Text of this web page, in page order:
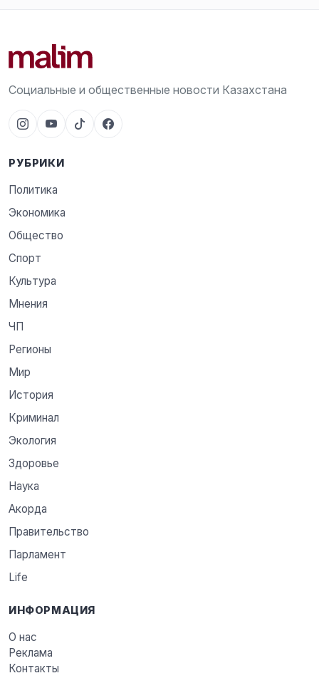
Социальные и общественные новости Казахстана
РУБРИКИ
Политика
Экономика
Общество
Спорт
Культура
Мнения
ЧП
Регионы
Мир
История
Криминал
Экология
Здоровье
Наука
Акорда
Правительство
Парламент
Life
ИНФОРМАЦИЯ
О нас
Реклама
Контакты